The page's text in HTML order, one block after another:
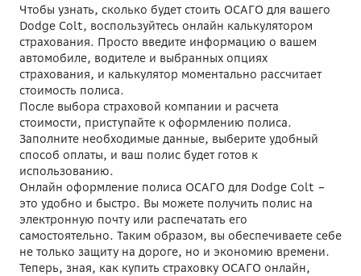
Чтобы узнать, сколько будет стоить ОСАГО для вашего
Dodge Colt, воспользуйтесь онлайн калькулятором
страхования. Просто введите информацию о вашем
автомобиле, водителе и выбранных опциях
страхования, и калькулятор моментально рассчитает
стоимость полиса.
После выбора страховой компании и расчета
стоимости, приступайте к оформлению полиса.
Заполните необходимые данные, выберите удобный
способ оплаты, и ваш полис будет готов к
использованию.
Онлайн оформление полиса ОСАГО для Dodge Colt –
это удобно и быстро. Вы можете получить полис на
электронную почту или распечатать его
самостоятельно. Таким образом, вы обеспечиваете себе
не только защиту на дороге, но и экономию времени.
Теперь, зная, как купить страховку ОСАГО онлайн,